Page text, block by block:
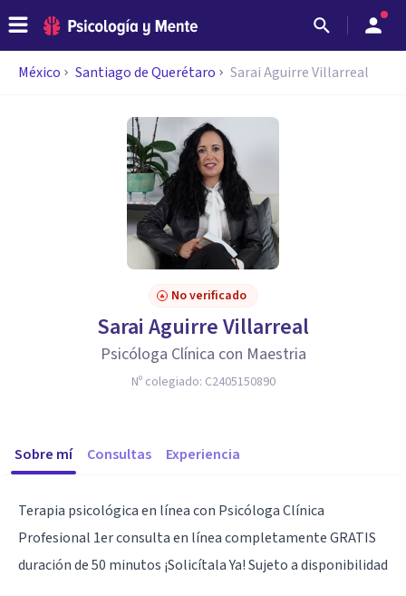
México Santiago de Querétaro Sarai Aguirre Villarreal
No verificado
Sarai Aguirre Villarreal
Psicóloga Clínica con Maestria
Nº colegiado: C2405150890
Sobre mí Consultas Experiencia
Terapia psicológica en línea con Psicóloga Clínica
Profesional 1er consulta en línea completamente GRATIS
duración de 50 minutos ¡Solicítala Ya! Sujeto a disponibilidad